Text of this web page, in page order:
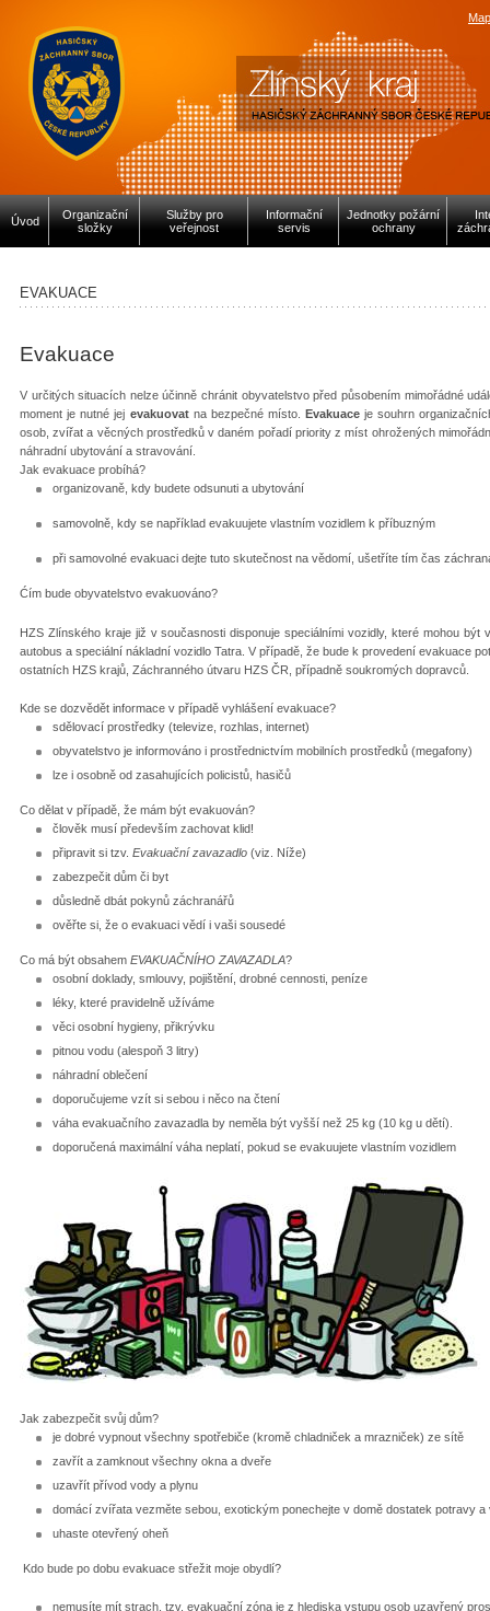
Úvod
Organizační
složky
Služby pro
veřejnost
Informační
servis
Jednotky požární
ochrany
EVAKUACE
Evakuace
V určitých situacích nelze účinně chránit obyvatelstvo před působením mimořádné
moment je nutné jej evakuovatna bezpečné místo. Evakuace je souhrn
osob, zvířat a věcných prostředků v daném pořadí priority z míst ohrožených
náhradní ubytování a stravování.
Jak evakuace probíhá?
organizovaně, kdy budete odsunuti a ubytování
samovolně, kdy se například evakuujete vlastním vozidlem k příbuzným
při samovolné evakuaci dejte tuto skutečnost na vědomí, ušetříte tím čas
Ćím bude obyvatelstvo evakuováno?
HZS Zlínského kraje již v současnosti disponuje speciálními vozidly, které mohou
autobus a speciální nákladní vozidlo Tatra. V případě, že bude k provedení evakuace
ostatních HZS krajů, Záchranného útvaru HZS ČR, případně soukromých dopravců.
Kde se dozvědět informace v případě vyhlášení evakuace?
sdělovací prostředky (televize, rozhlas, internet)
obyvatelstvo je informováno i prostřednictvím mobilních prostředků (megafony)
lze i osobně od zasahujících policistů, hasičů
Co dělat v případě, že mám být evakuován?
člověk musí především zachovat klid!
připravit si tzv. Evakuační zavazadlo (viz. Níže)
zabezpečit dům či byt
důsledně dbát pokynů záchranářů
ověřte si, že o evakuaci vědí i vaši sousedé
Co má být obsahem EVAKUAČNÍHO ZAVAZADLA?
osobní doklady, smlouvy, pojištění, drobné cennosti, peníze
léky, které pravidelně užíváme
věci osobní hygieny, přikrývku
pitnou vodu (alespoň 3 litry)
náhradní oblečení
doporučujeme vzít si sebou i něco na čtení
váha evakuačního zavazadla by neměla být vyšší než 25 kg (10 kg u dětí).
doporučená maximální váha neplatí, pokud se evakuujete vlastním vozidlem
Jak zabezpečit svůj dům?
je dobré vypnout všechny spotřebiče (kromě chladniček a mrazniček) ze sítě
zavřít a zamknout všechny okna a dveře
uzavřít přívod vody a plynu
domácí zvířata vezměte sebou, exotickým ponechejte v domě dostatek potravy a
uhaste otevřený oheň
Kdo bude po dobu evakuace střežit moje obydlí?
nemusíte mít strach, tzv. evakuační zóna je z hlediska vstupu osob uzavřený